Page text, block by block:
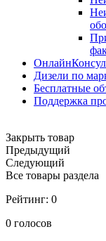
Дизели по
Бесплатные
Поддержка
Закрыть товар
Предыдущий
Следующий
Все товары раздела
Рейтинг: 0
0 голосов